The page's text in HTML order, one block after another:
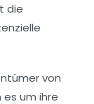
die
von
um ihre